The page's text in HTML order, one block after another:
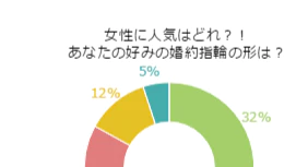
婚約指輪マッチング診断
プロポーズプラン検索
タイミング
プレゼント
場所
I-PRIMO公式サイ
I-PRIMO公式オンライン